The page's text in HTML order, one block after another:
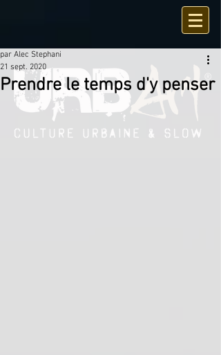
Prendre le temps d'y penser
par Alec Stephani
21 sept. 2020